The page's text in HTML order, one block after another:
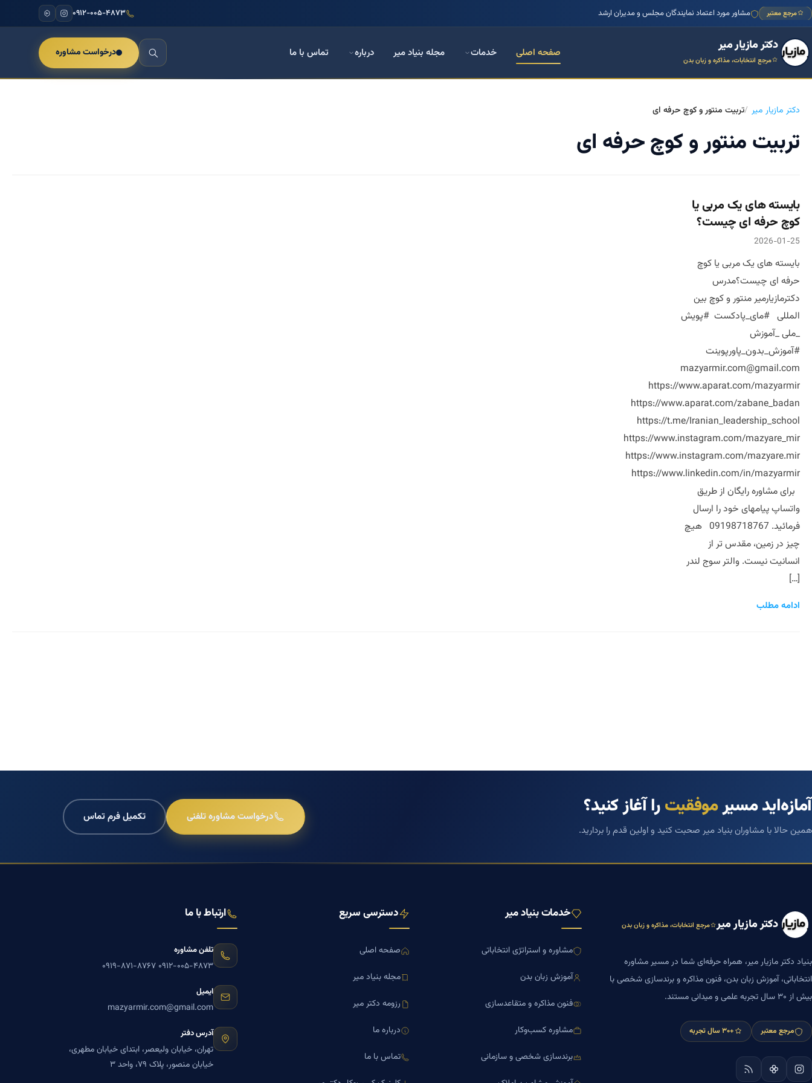
مرجع معتبر مشاور مورد اعتماد نمایندگان مجلس و مدیران ارشد ۰۹۱۲-۰۰۵-۴۸۷۳
دکتر مازیار میر
مرجع انتخابات، مذاکره و زبان بدن
صفحه اصلی خدمات مجله بنیاد میر درباره تماس با ما درخواست مشاوره
دکتر مازیار میر تربیت منتور و کوچ حرفه ای
تربیت منتور و کوچ حرفه ای
بایسته های یک مربی یا
کوچ حرفه ای چیست؟
2026-01-25
بایسته های یک مربی یا کوچ
حرفه ای چیست؟مدرس
دکترمازیارمیر منتور و کوچ بین
المللی #مای_پادکست #پویش
_ملی _آموزش
#آموزش_بدون_پاورپوینت
mazyarmir.com@gmail.com
https://www.aparat.com/mazyarmir
https://www.aparat.com/zabane_badan
https://t.me/Iranian_leadership_school
https://www.instagram.com/mazyare_mir
https://www.instagram.com/mazyare.mir
https://www.linkedin.com/in/mazyarmir
برای مشاوره رایگان از طریق
واتساپ پیامهای خود را ارسال
فرمائید. 09198718767 هیچ
چیز در زمین، مقدس تر از
انسانیت نیست. والتر سوج لندر
[…]
ادامه مطلب
آمازه‌اید مسیرموفقیترا آغاز کنید؟
همین حالا با مشاوران بنیاد میر صحبت کنید و اولین قدم را بردارید.
درخواست مشاوره تلفنی تکمیل فرم تماس
دکتر مازیار میر مرجع انتخابات، مذاکره و زبان بدن
بنیاد دکتر مازیار میر، همراه حرفه‌ای شما در مسیر مشاوره
انتخاباتی، آموزش زبان بدن، فنون مذاکره و برندسازی شخصی با
بیش از ۳۰ سال تجربه علمی و میدانی مستند.
مرجع معتبر +۳۰ سال تجربه
خدمات بنیاد میر
مشاوره و استراتژی انتخاباتی
آموزش زبان بدن
فنون مذاکره و متقاعدسازی
مشاوره کسب‌وکار
برندسازی شخصی و سازمانی
دسترسی سریع
صفحه اصلی
مجله بنیاد میر
رزومه دکتر میر
درباره ما
تماس با ما
ارتباط با ما
تلفن مشاوره
۰۹۱۲-۰۰۵-۴۸۷۳ ۰۹۱۹-۸۷۱-۸۷۶۷
ایمیل
mazyarmir.com@gmail.com
آدرس دفتر
تهران، خیابان ولیعصر، ابتدای خیابان مطهری،
خیابان منصور، پلاک ۷۹، واحد ۳